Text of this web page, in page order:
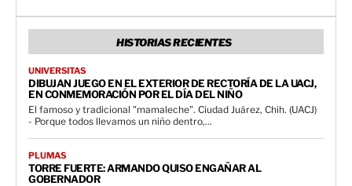
HISTORIAS RECIENTES
UNIVERSITAS
DIBUJAN JUEGO EN EL EXTERIOR DE RECTORÍA DE LA UACJ,
EN CONMEMORACIÓN POR EL DÍA DEL NIÑO
El famoso y tradicional "mamaleche". Ciudad Juárez, Chih. (UACJ)
- Porque todos llevamos un niño dentro,...
PLUMAS
TORRE FUERTE: ARMANDO QUISO ENGAÑAR AL
GOBERNADOR